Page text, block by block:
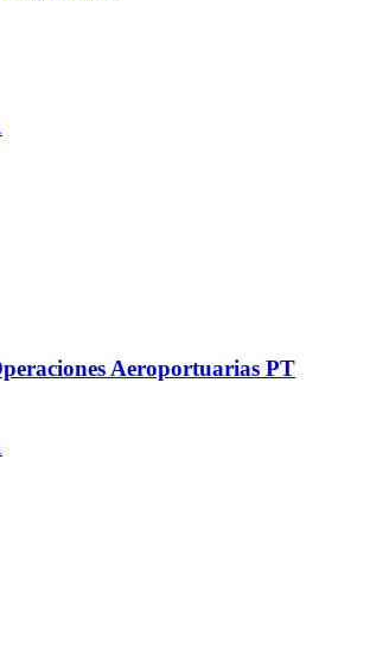
Aeroportuarias PT